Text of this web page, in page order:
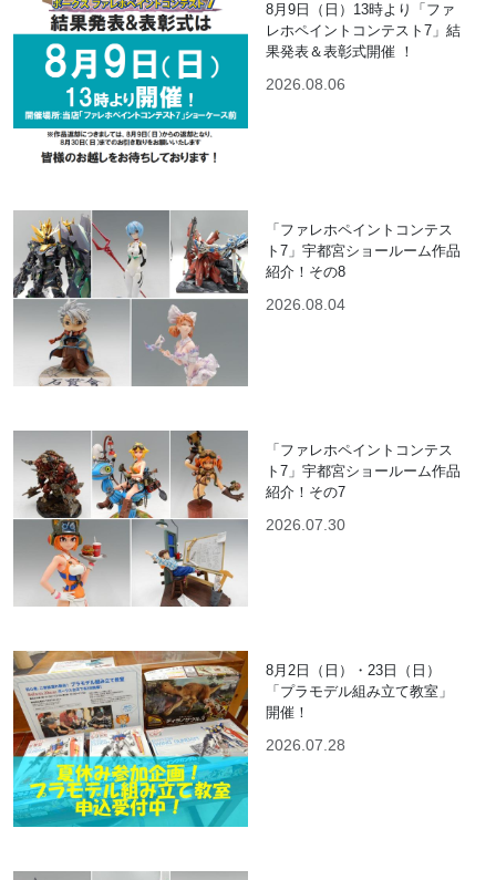
8月9日（日）13時より「ファ
レホペイントコンテスト7」結
果発表＆表彰式開催 ！
2026.08.06
「ファレホペイントコンテス
ト7」宇都宮ショールーム作品
紹介！その8
2026.08.04
「ファレホペイントコンテス
ト7」宇都宮ショールーム作品
紹介！その7
2026.07.30
8月2日（日）・23日（日）
「プラモデル組み立て教室」
開催！
2026.07.28